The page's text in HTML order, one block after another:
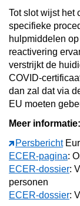
Tot slot wijst het
specifieke
hulpmiddelen
reactivering
verstrijkt de
COVID-
dan zal dat via
EU moeten
Meer informatie:
Persbericht
ECER-pagina:
ECER-dossier:
personen
ECER-dossier: